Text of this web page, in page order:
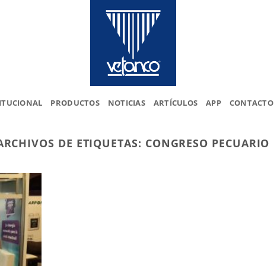
PRODUCTOS NOTICIAS ARTÍCULOS APP CONTACTO
DE ETIQUETAS: CONGRESO PECUARIO